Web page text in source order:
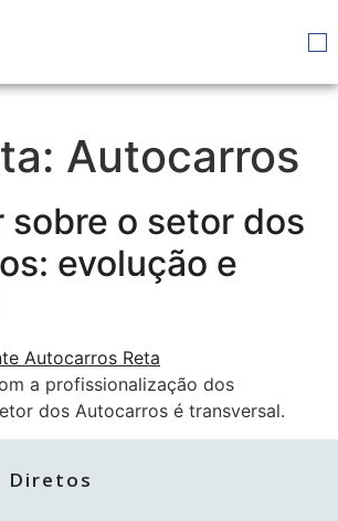
Autocarros
sobre o setor dos
evolução e
a profissionalização dos
dos Autocarros é transversal.
Diretos